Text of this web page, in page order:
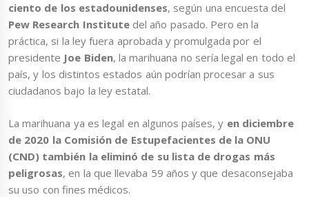
ciento de los estadounidenses, según una encuesta del
Pew Research Institute del año pasado. Pero en la
práctica, si la ley fuera aprobada y promulgada por el
presidente Joe Biden, la marihuana no sería legal en todo el
país, y los distintos estados aún podrían procesar a sus
ciudadanos bajo la ley estatal.
La marihuana ya es legal en algunos países, y en diciembre
de 2020 la Comisión de Estupefacientes de la ONU
(CND) también la eliminó de su lista de drogas más
peligrosas, en la que llevaba 59 años y que desaconsejaba
su uso con fines médicos.